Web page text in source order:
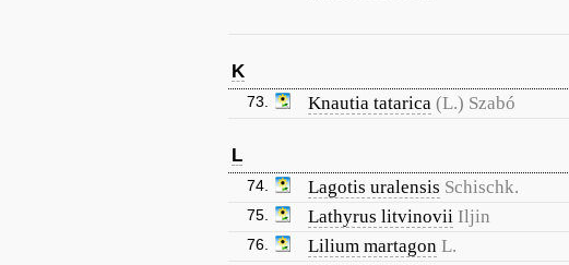
K
73. Knautia tatarica (L.) Szabó
L
74. Lagotis uralensis Schischk.
75.
Lathyrus litvinovii Iljin
76.
Lilium martagon L.